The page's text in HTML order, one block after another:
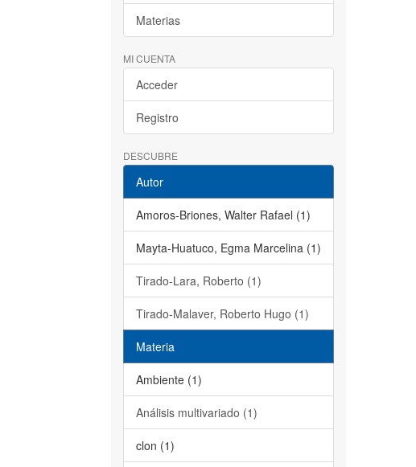
Materias
MI CUENTA
Acceder
Registro
DESCUBRE
Autor
Amoros-Briones, Walter Rafael (1)
Mayta-Huatuco, Egma Marcelina (1)
Tirado-Lara, Roberto (1)
Tirado-Malaver, Roberto Hugo (1)
Materia
Ambiente (1)
Análisis multivariado (1)
clon (1)